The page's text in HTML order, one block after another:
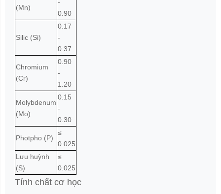
Tin tức
Liên hệ
DÒNG SẢN PHẨM NỔI BẬT
Kim loại màu
Ống hợp kim, cacbon
Sợi dẹt, thanh dẹt cacbon, hợp kim
Thép chịu mài mòn
Thép hình làm khe co giãn
Thép kháng thời tiết